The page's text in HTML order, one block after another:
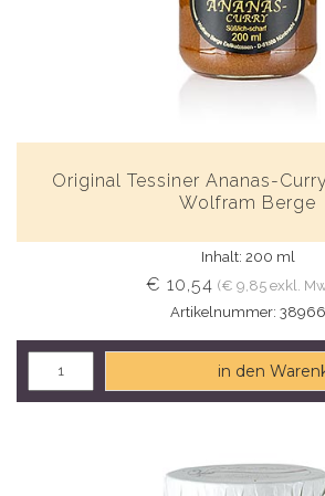
Original Tessiner Ananas-
Wolfram Berge
Inhalt: 200 ml
€ 10,54 (€ 9,85 exkl.
Artikelnummer: 38966
in den